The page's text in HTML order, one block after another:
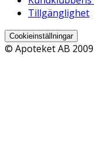
Tillgänglighet
Cookieinställningar
© Apoteket AB